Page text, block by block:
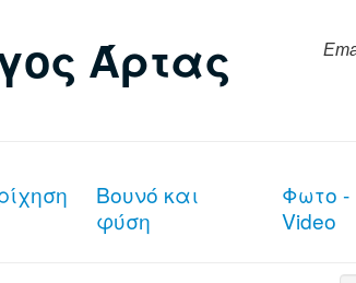
Άρτας
Βουνό και
φύση
Φωτο -
Video